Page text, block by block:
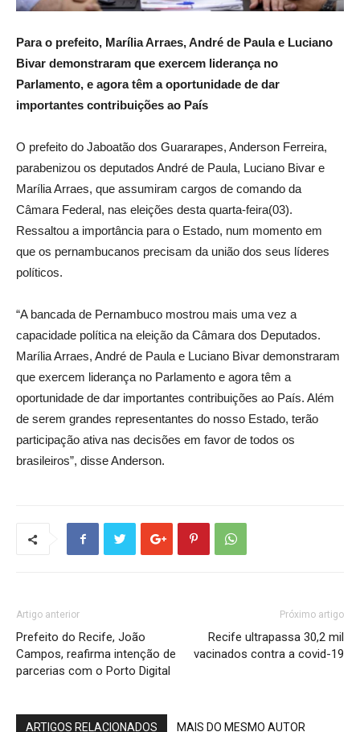
Para o prefeito, Marília Arraes, André de Paula e Luciano
Bivar demonstraram que exercem liderança no
Parlamento, e agora têm a oportunidade de dar
importantes contribuições ao País
O prefeito do Jaboatão dos Guararapes, Anderson Ferreira,
parabenizou os deputados André de Paula, Luciano Bivar e
Marília Arraes, que assumiram cargos de comando da
Câmara Federal, nas eleições desta quarta-feira(03).
Ressaltou a importância para o Estado, num momento em
que os pernambucanos precisam da união dos seus líderes
políticos.
“A bancada de Pernambuco mostrou mais uma vez a
capacidade política na eleição da Câmara dos Deputados.
Marília Arraes, André de Paula e Luciano Bivar demonstraram
que exercem liderança no Parlamento e agora têm a
oportunidade de dar importantes contribuições ao País. Além
de serem grandes representantes do nosso Estado, terão
participação ativa nas decisões em favor de todos os
brasileiros”, disse Anderson.
Artigo anterior
Prefeito do Recife, João
Campos, reafirma intenção de
parcerias com o Porto Digital
Próximo artigo
Recife ultrapassa 30,2 mil
vacinados contra a covid-19
ARTIGOS RELACIONADOS MAIS DO MESMO AUTOR